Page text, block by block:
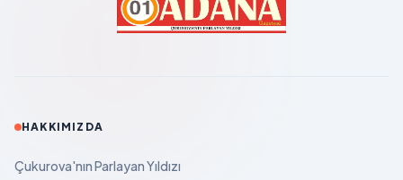
HAKKIMIZDA
Çukurova'nın Parlayan Yıldızı